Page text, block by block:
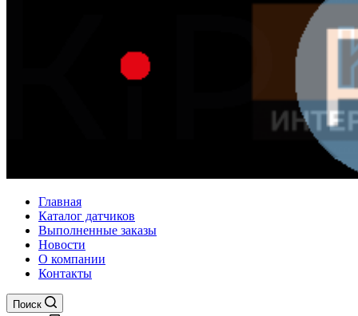
Главная
Каталог датчиков
Выполненные заказы
Новости
О компании
Контакты
Поиск